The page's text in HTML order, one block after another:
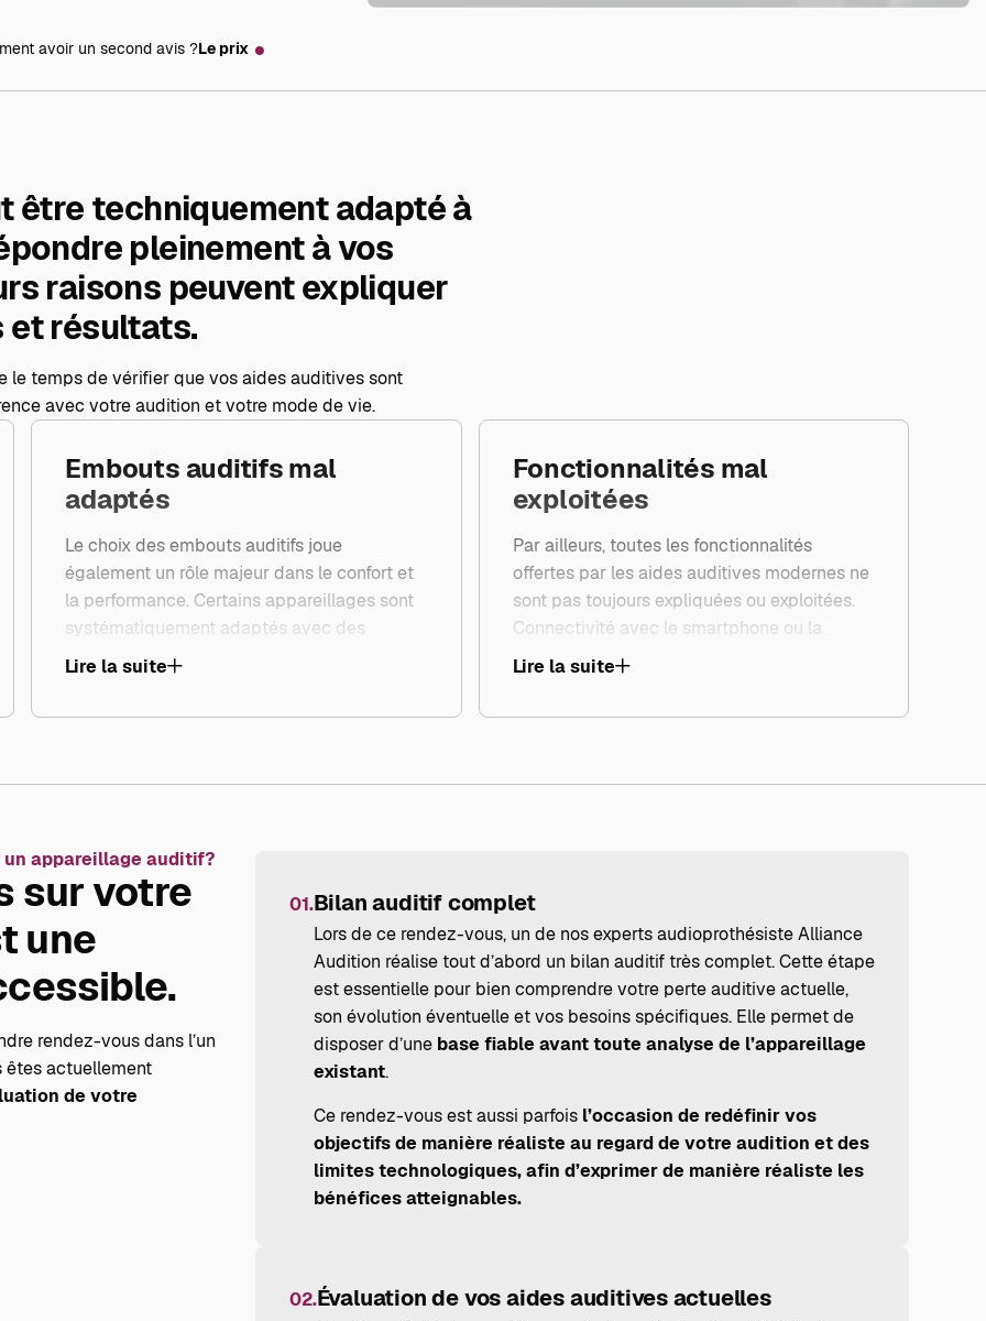
avoir un second avis ?Le prix
être techniquement adapté à
pleinement à vos
raisons peuvent expliquer
et résultats.
le temps de vérifier que vos aides auditives sont
avec votre audition et votre mode de vie.
Embouts auditifs mal
adaptés
Le choix des embouts auditifs joue
également un rôle majeur dans le confort et
la performance. Certains appareillages sont
systématiquement adaptés avec des
embouts standards (des dômes souples en
type et le degré de perte auditive.
Lire la suite
Fonctionnalités mal
exploitées
Par ailleurs, toutes les fonctionnalités
offertes par les aides auditives modernes ne
sont pas toujours expliquées ou exploitées.
Connectivité avec le smartphone ou la
télévision, création de programmes
place et adaptées à vos usages.
Lire la suite
appareillage auditif?
sur votre
une
rendez-vous dans l’un
êtes actuellement
de votre
01.Bilan auditif complet
Lors de ce rendez-vous, un de nos experts audioprothésiste Alliance
Audition réalise tout d’abord un bilan auditif très complet. Cette étape
est essentielle pour bien comprendre votre perte auditive actuelle,
son évolution éventuelle et vos besoins spécifiques. Elle permet de
disposer d’une base fiable avant toute analyse de l’appareillage
existant.
Ce rendez-vous est aussi parfois l’occasion de redéfinir vos
objectifs de manière réaliste au regard de votre audition et des
limites technologiques, afin d’exprimer de manière réaliste les
bénéfices atteignables.
02.Évaluation de vos aides auditives actuelles